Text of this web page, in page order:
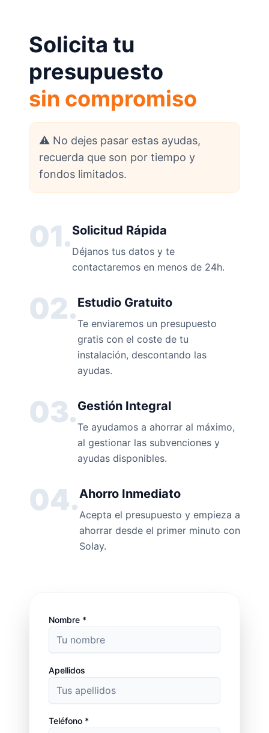
Solicita tu
presupuesto
sin compromiso
⚠️ No dejes pasar estas ayudas,
recuerda que son por tiempo y
fondos limitados.
01.Solicitud Rápida
Déjanos tus datos y te
contactaremos en menos de 24h.
02.Estudio Gratuito
Te enviaremos un presupuesto
gratis con el coste de tu
instalación, descontando las
ayudas.
03.Gestión Integral
Te ayudamos a ahorrar al máximo,
al gestionar las subvenciones y
ayudas disponibles.
04.Ahorro Inmediato
Acepta el presupuesto y empieza a
ahorrar desde el primer minuto con
Solay.
Nombre *
Apellidos
Teléfono *